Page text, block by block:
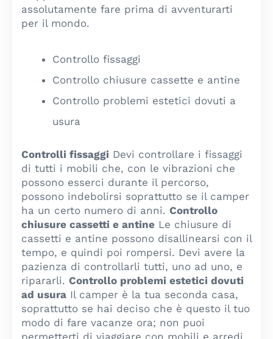
assolutamente fare prima di avventurarti
per il mondo.
Controllo fissaggi
Controllo chiusure cassette e antine
Controllo problemi estetici dovuti a
usura
Controlli fissaggi Devi controllare i fissaggi
di tutti i mobili che, con le vibrazioni che
possono esserci durante il percorso,
possono indebolirsi soprattutto se il camper
ha un certo numero di anni. Controllo
chiusure cassetti e antine Le chiusure di
cassetti e antine possono disallinearsi con il
tempo, e quindi poi rompersi. Devi avere la
pazienza di controllarli tutti, uno ad uno, e
ripararli. Controllo problemi estetici dovuti
ad usura Il camper è la tua seconda casa,
soprattutto se hai deciso che è questo il tuo
modo di fare vacanze ora; non puoi
permetterti di viaggiare con mobili e arredi